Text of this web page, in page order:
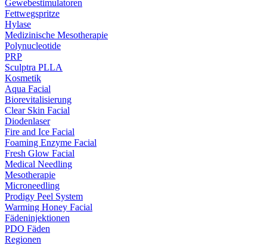
Gewebestimulatoren
Fettwegspritze
Hylase
Medizinische Mesotherapie
Polynucleotide
PRP
Sculptra PLLA
Kosmetik
Aqua Facial
Biorevitalisierung
Clear Skin Facial
Diodenlaser
Fire and Ice Facial
Foaming Enzyme Facial
Fresh Glow Facial
Medical Needling
Mesotherapie
Microneedling
Prodigy Peel System
Warming Honey Facial
Fädeninjektionen
PDO Fäden
Regionen